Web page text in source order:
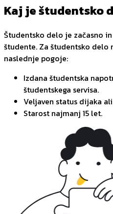
Kaj je študentsko
Študentsko delo je začasno
študente. Za študentsko
naslednje pogoje:
Izdana študentska
študentskega servisa.
Veljaven status dijaka
Starost najmanj 15 let.